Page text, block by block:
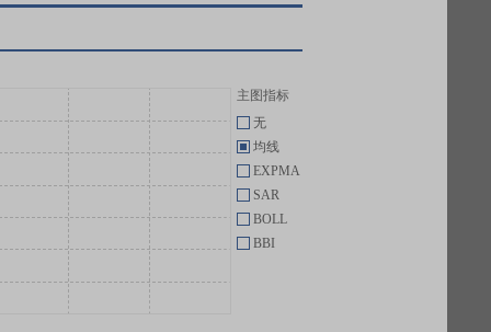
主图指标
无
均线
EXPMA
SAR
BOLL
BBI